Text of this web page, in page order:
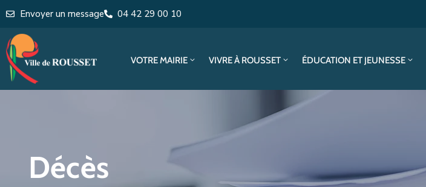
Envoyer un message 04 42 29 00 10
VOTRE MAIRIE VIVRE À ROUSSET ÉDUCATION ET JEUNESSE
Décès